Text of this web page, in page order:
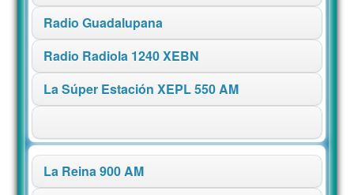
Radio Guadalupana
Radio Radiola 1240 XEBN
La Súper Estación XEPL 550 AM
La Reina 900 AM